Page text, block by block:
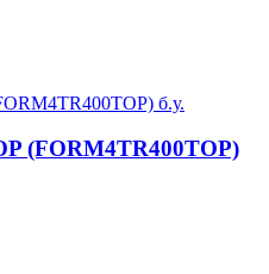
(FORM4TR400TOP)